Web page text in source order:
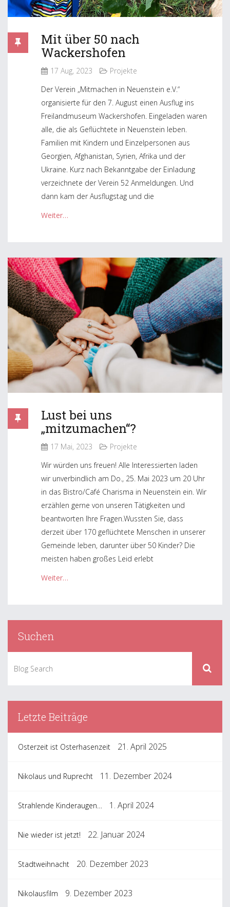
Mit über 50 nach
Wackershofen
17 Aug, 2023
Projekte
Der Verein „Mitmachen in Neuenstein e.V.“
organisierte für den 7. August einen Ausflug ins
Freilandmuseum Wackershofen. Eingeladen waren
alle, die als Geflüchtete in Neuenstein leben.
Familien mit Kindern und Einzelpersonen aus
Georgien, Afghanistan, Syrien, Afrika und der
Ukraine. Kurz nach Bekanntgabe der Einladung
verzeichnete der Verein 52 Anmeldungen. Und
dann kam der Ausflugstag und die
Weiter…
Lust bei uns
„mitzumachen“?
17 Mai, 2023
Projekte
Wir würden uns freuen! Alle Interessierten laden
wir unverbindlich am Do., 25. Mai 2023 um 20 Uhr
in das Bistro/Café Charisma in Neuenstein ein. Wir
erzählen gerne von unseren Tätigkeiten und
beantworten Ihre Fragen.Wussten Sie, dass
derzeit über 170 geflüchtete Menschen in unserer
Gemeinde leben, darunter über 50 Kinder? Die
meisten haben großes Leid erlebt
Weiter…
Suchen
Letzte Beiträge
Osterzeit ist Osterhasenzeit 21. April 2025
Nikolaus und Ruprecht 11. Dezember 2024
Strahlende Kinderaugen… 1. April 2024
Nie wieder ist jetzt! 22. Januar 2024
Stadtweihnacht 20. Dezember 2023
Nikolausfilm 9. Dezember 2023